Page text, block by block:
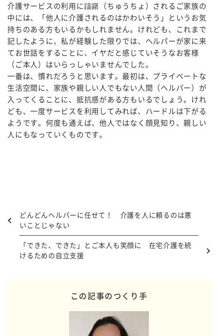
介護サービスの利用に躊躇（ちゅうちょ）されるご家族の
中には、「他人に介護されるのはかわいそう」というお気
持ちのある方もいるかもしれません。けれども、これまで
記したように、私が経験した限りでは、ヘルパーが家に来
てお世話をすることに、イヤだと感じていそうなお客様
（ご本人）はいらっしゃいませんでした。
一番は、慣れだろうと思います。最初は、プライベートな
生活空間に、家族や親しい人でもない人間（ヘルパー）が
入ってくることに、抵抗感がある方もいるでしょう。けれ
ども、一度サービスを利用してみれば、ハードルは下がる
ようです。何度も通えば、他人ではなく顔見知り、親しい
人にもなっていくものです。
どんどんヘルパーに任せて！ 介護を人に頼るのは悪
いことじゃない
「できた、できた」とご本人も笑顔に 在宅介護を続
けるための自立支援
この記事のつくり手